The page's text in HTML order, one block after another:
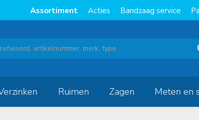
Assortiment Acties Bandzaag service
Ruimen Zagen Meten en